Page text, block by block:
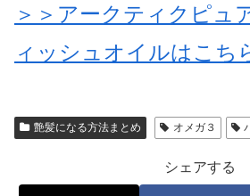
＞＞アークティクピュ
ィッシュオイルはこち
艶髪になる方法まとめ オメガ３
シェアする